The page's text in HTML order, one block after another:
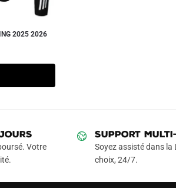
2025 2026
Votre
SUPPORT
Soyez assisté dans la
choix, 24/7.